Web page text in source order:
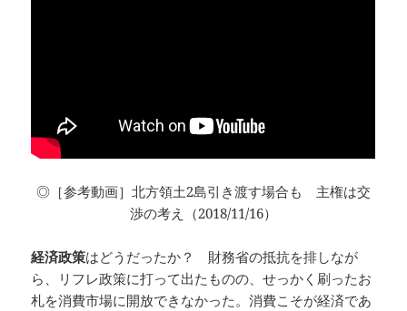
◎［参考動画］北方領土2島引き渡す場合も 主権は交
渉の考え（2018/11/16）
経済政策はどうだったか？ 財務省の抵抗を排しなが
ら、リフレ政策に打って出たものの、せっかく刷ったお
札を消費市場に開放できなかった。消費こそが経済であ